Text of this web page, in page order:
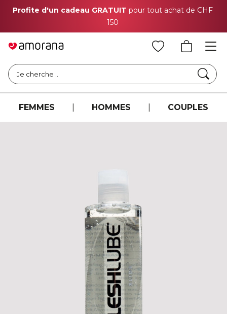
Profite d'un cadeau GRATUIT pour tout achat de CHF
150
Je cherche ..
FEMMES HOMMES COUPLES